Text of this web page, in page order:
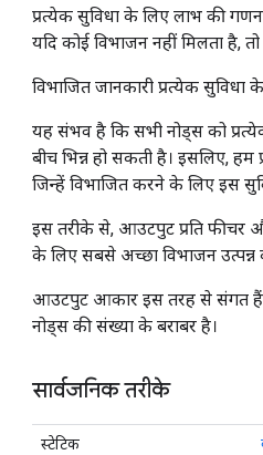
प्रत्येक सुविधा के लिए लाभ की
यदि कोई विभाजन नहीं मिलता है,
विभाजित जानकारी प्रत्येक सुविधा
यह संभव है कि सभी नोड्स को
बीच भिन्न हो सकती है। इसलिए,
जिन्हें विभाजित करने के लिए इस
इस तरीके से, आउटपुट प्रति फीचर
के लिए सबसे अच्छा विभाजन
आउटपुट आकार इस तरह से संगत हैं
नोड्स की संख्या के बराबर है।
सार्वजनिक तरीके
स्टेटिक